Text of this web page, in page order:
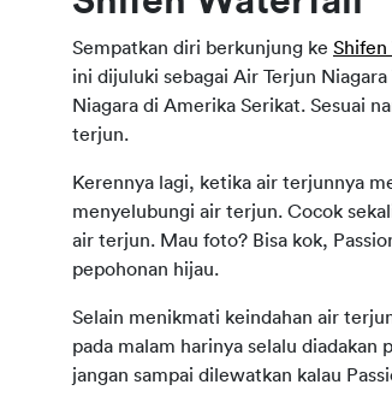
Sempatkan diri berkunjung ke
ini dijuluki sebagai Air Terjun Niagara
Niagara di Amerika Serikat. Sesuai
terjun.
Kerennya lagi, ketika air terjunnya
menyelubungi air terjun. Cocok
air terjun. Mau foto? Bisa kok,
pepohonan hijau.
Selain menikmati keindahan air
pada malam harinya selalu
jangan sampai dilewatkan kalau